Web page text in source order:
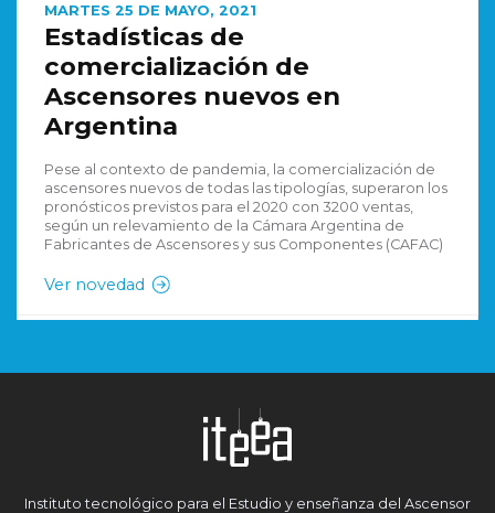
MARTES 25 DE MAYO, 2021
Estadísticas de
comercialización de
Ascensores nuevos en
Argentina
Pese al contexto de pandemia, la comercialización de
ascensores nuevos de todas las tipologías, superaron los
pronósticos previstos para el 2020 con 3200 ventas,
según un relevamiento de la Cámara Argentina de
Fabricantes de Ascensores y sus Componentes (CAFAC)
Ver novedad
Instituto tecnológico para el Estudio y enseñanza del Ascensor